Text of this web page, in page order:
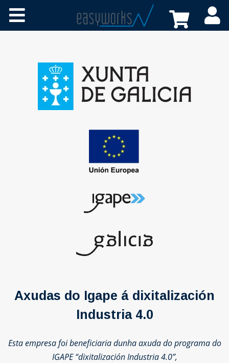
Cursos online
A medida
Recursos
Axudas do Igape á dixitalización
Industria 4.0
Esta empresa foi beneficiaria dunha axuda do programa do
IGAPE “dixitalización Industria 4.0”,